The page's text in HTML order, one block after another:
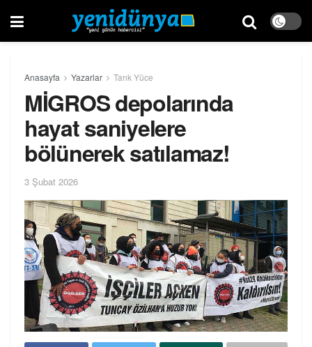
Anasayfa Yazarlar Tarık Yüce
MİGROS depolarında
hayat saniyelere
bölünerek satılamaz!
3 Şubat 2026